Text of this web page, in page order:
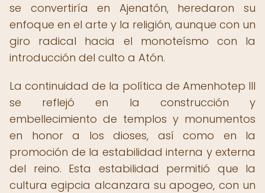
se convertiría en Ajenatón, heredaron su
enfoque en el arte y la religión, aunque con un
giro radical hacia el monoteísmo con la
introducción del culto a Atón.
La continuidad de la política de Amenhotep III
se reflejó en la construcción y
embellecimiento de templos y monumentos
en honor a los dioses, así como en la
promoción de la estabilidad interna y externa
del reino. Esta estabilidad permitió que la
cultura egipcia alcanzara su apogeo, con un